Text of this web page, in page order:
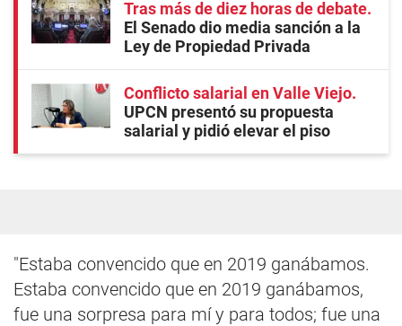
Tras más de diez horas de debate
El Senado dio media sanción a la
Ley de Propiedad Privada
Conflicto salarial en Valle Viejo
UPCN presentó su propuesta
salarial y pidió elevar el piso
"Estaba convencido que en 2019 ganábamos.
Estaba convencido que en 2019 ganábamos,
fue una sorpresa para mí y para todos; fue una